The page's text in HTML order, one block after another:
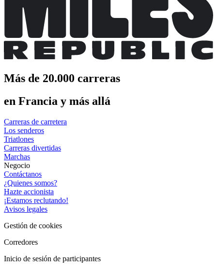
Más de 20.000 carreras
en Francia y más allá
Carreras de carretera
Los senderos
Triatlones
Carreras divertidas
Marchas
Negocio
Contáctanos
¿Quienes somos?
Hazte accionista
¡Estamos reclutando!
Avisos legales
Gestión de cookies
Corredores
Inicio de sesión de participantes